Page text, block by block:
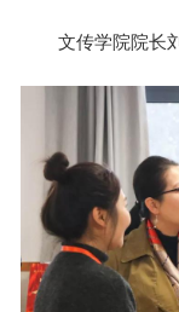
文传学院院长